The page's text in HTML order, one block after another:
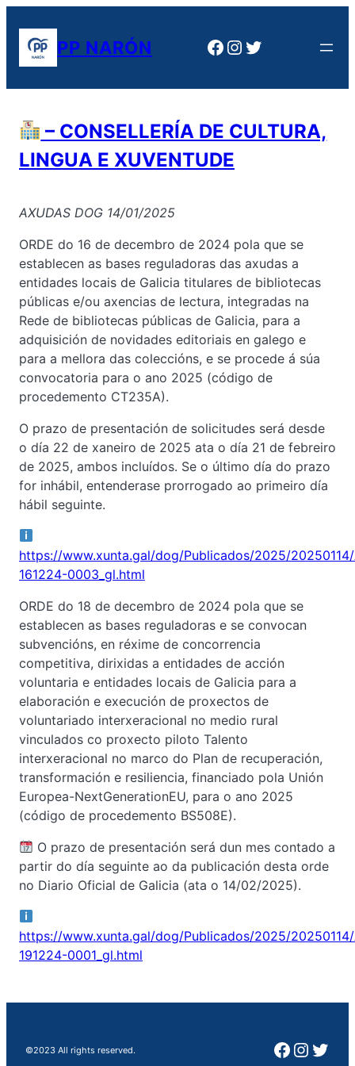
contenidoPP NARÓN Facebook
Instagram
Twitter
– CONSELLERÍA DE CULTURA,
LINGUA E XUVENTUDE
AXUDAS DOG 14/01/2025
ORDE do 16 de decembro de 2024 pola que se
establecen as bases reguladoras das axudas a
entidades locais de Galicia titulares de bibliotecas
públicas e/ou axencias de lectura, integradas na
Rede de bibliotecas públicas de Galicia, para a
adquisición de novidades editoriais en galego e
para a mellora das coleccións, e se procede á súa
convocatoria para o ano 2025 (código de
procedemento CT235A).
O prazo de presentación de solicitudes será desde
o día 22 de xaneiro de 2025 ata o día 21 de febreiro
de 2025, ambos incluídos. Se o último día do prazo
for inhábil, entenderase prorrogado ao primeiro día
hábil seguinte.
https://www.xunta.gal/dog/Publicados/2025/
161224-0003_gl.html
ORDE do 18 de decembro de 2024 pola que se
establecen as bases reguladoras e se convocan
subvencións, en réxime de concorrencia
competitiva, dirixidas a entidades de acción
voluntaria e entidades locais de Galicia para a
elaboración e execución de proxectos de
voluntariado interxeracional no medio rural
vinculados co proxecto piloto Talento
interxeracional no marco do Plan de recuperación,
transformación e resiliencia, financiado pola Unión
Europea-NextGenerationEU, para o ano 2025
(código de procedemento BS508E).
O prazo de presentación será dun mes contado a
partir do día seguinte ao da publicación desta orde
no Diario Oficial de Galicia (ata o 14/02/2025).
https://www.xunta.gal/dog/Publicados/2025/
191224-0001_gl.html
©2023 All rights reserved.